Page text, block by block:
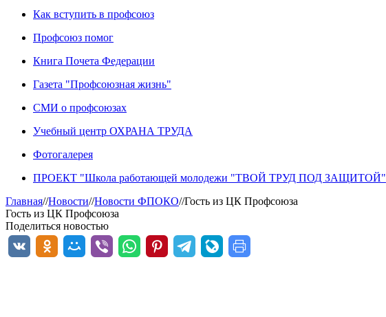
Как вступить в профсоюз
Профсоюз помог
Книга Почета Федерации
Газета "Профсоюзная жизнь"
СМИ о профсоюзах
Учебный центр ОХРАНА ТРУДА
Фотогалерея
ПРОЕКТ "Школа работающей молодежи "ТВОЙ ТРУД ПОД ЗАЩИТОЙ"
Главная//Новости//Новости ФПОКО//Гость из ЦК Профсоюза
Гость из ЦК Профсоюза
Поделиться новостью